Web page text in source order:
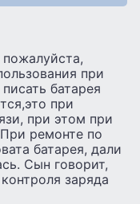
при
батарея
при
при этом при
ремонте по
батарея, дали
Сын говорит,
заряда